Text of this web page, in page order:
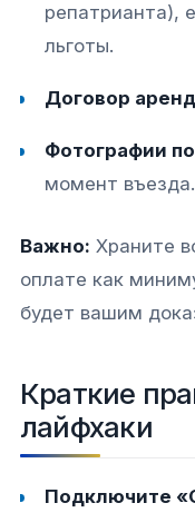
репатрианта),
льготы.
Договор
Фотографии
момент въезда.
Важно: Храните
оплате как
будет вашим
Краткие
лайфхаки
Подключите